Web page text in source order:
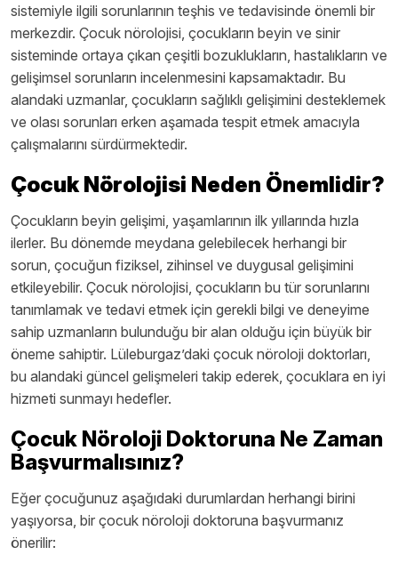
sistemiyle ilgili sorunlarının teşhis ve tedavisinde önemli bir
merkezdir. Çocuk nörolojisi, çocukların beyin ve sinir
sisteminde ortaya çıkan çeşitli bozuklukların, hastalıkların ve
gelişimsel sorunların incelenmesini kapsamaktadır. Bu
alandaki uzmanlar, çocukların sağlıklı gelişimini desteklemek
ve olası sorunları erken aşamada tespit etmek amacıyla
çalışmalarını sürdürmektedir.
Çocuk Nörolojisi Neden Önemlidir?
Çocukların beyin gelişimi, yaşamlarının ilk yıllarında hızla
ilerler. Bu dönemde meydana gelebilecek herhangi bir
sorun, çocuğun fiziksel, zihinsel ve duygusal gelişimini
etkileyebilir. Çocuk nörolojisi, çocukların bu tür sorunlarını
tanımlamak ve tedavi etmek için gerekli bilgi ve deneyime
sahip uzmanların bulunduğu bir alan olduğu için büyük bir
öneme sahiptir. Lüleburgaz’daki çocuk nöroloji doktorları,
bu alandaki güncel gelişmeleri takip ederek, çocuklara en iyi
hizmeti sunmayı hedefler.
Çocuk Nöroloji Doktoruna Ne Zaman
Başvurmalısınız?
Eğer çocuğunuz aşağıdaki durumlardan herhangi birini
yaşıyorsa, bir çocuk nöroloji doktoruna başvurmanız
önerilir: